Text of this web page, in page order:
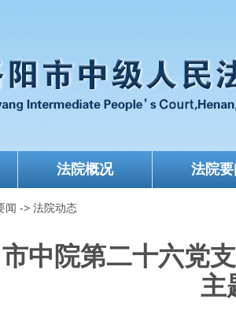
法院概况 法院
闻 ->法院动态
市中院第二十六党
主